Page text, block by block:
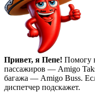
Привет, я Пепе! Помогу
пассажиров — Amigo
багажа — Amigo Buss.
диспетчер подскажет.